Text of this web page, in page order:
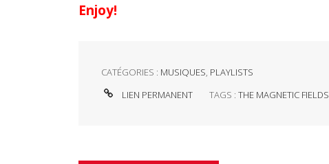
Enjoy!
CATÉGORIES : MUSIQUES, PLAYLISTS
LIEN PERMANENT
TAGS :THE MAGNETIC FIELDS